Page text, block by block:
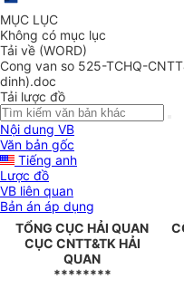
MỤC LỤC
Không có mục lục
Tải về (WORD)
Cong van so 525-TCHQ-
dinh).doc
Tải lược đồ
Nội dung VB
Văn bản gốc
Tiếng anh
Lược đồ
VB liên quan
Bản án áp dụng
TỔNG CỤC HẢI QUAN
CỤC CNTT&TK HẢI
QUAN
********